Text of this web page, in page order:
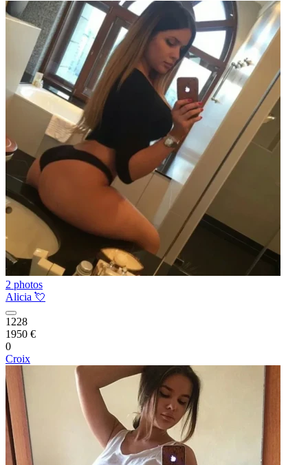
2 photos
Alicia 💘
1228
1950 €
0
Croix